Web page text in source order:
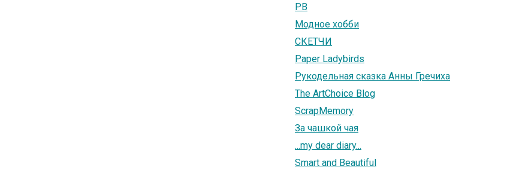
PB
Модное хобби
СКЕТЧИ
Paper Ladybirds
Рукодельная сказка Анны Гречиха
The ArtChoice Blog
ScrapMemory
За чашкой чая
...my dear diary...
Smart and Beautiful